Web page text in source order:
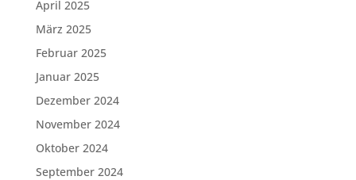
April 2025
März 2025
Februar 2025
Januar 2025
Dezember 2024
November 2024
Oktober 2024
September 2024